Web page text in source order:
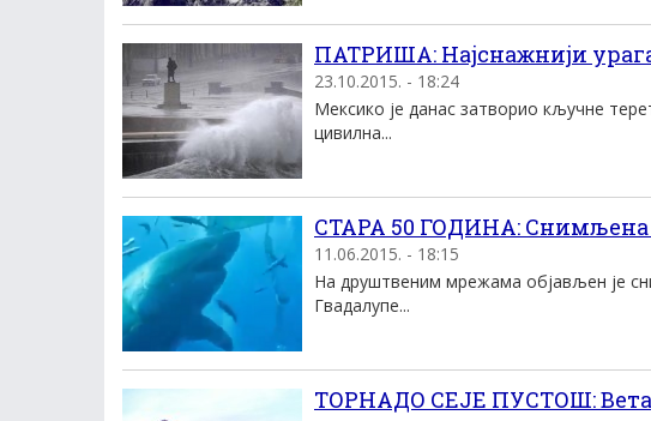
ПАТРИША: Најснажнији
23.10.2015. - 18:24
Мексико је данас затворио кључне
цивилна...
СТАРА 50 ГОДИНА: Снимљена
11.06.2015. - 18:15
На друштвеним мрежама објављен је
Гвадалупе...
ТОРНАДО СЕЈЕ ПУСТОШ: